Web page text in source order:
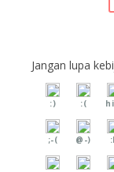
Jangan lupa
:) :(
;-( @-)